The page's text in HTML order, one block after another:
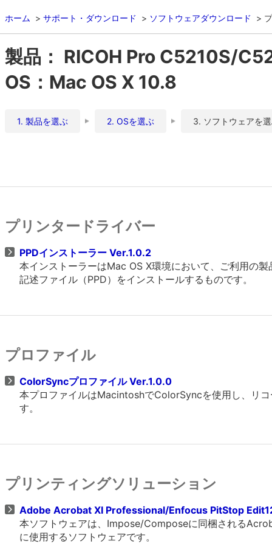
ホーム サポート・ダウンロード ソフトウェアダウンロード
製品： RICOH Pro C5210S/
OS：Mac OS X 10.8
1. 製品を選ぶ 2. OSを選ぶ 3. ソフトウェアを
プリンタードライバー
PPDインストーラー Ver.1.0.2
本インストーラーはMac OS X環境において、ご利用の
記述ファイル（PPD）をインストールするものです。
プロファイル
ColorSyncプロファイル Ver.1.0.0
本プロファイルはMacintoshでColorSyncを使用し、リ
す。
プリンティングソリューション
Adobe Acrobat XI Professional/Enfocus PitStop
本ソフトウェアは、Impose/Composeに同梱される
に使用するソフトウェアです。